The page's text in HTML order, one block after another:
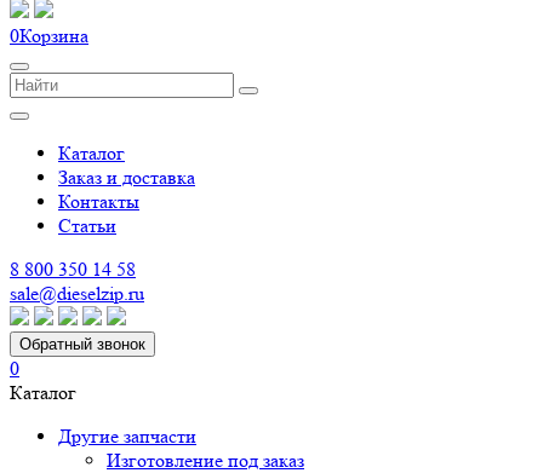
0Корзина
Каталог
Заказ и доставка
Контакты
Статьи
8 800 350 14 58
sale@dieselzip.ru
Обратный звонок
0
Каталог
Другие запчасти
Изготовление под заказ